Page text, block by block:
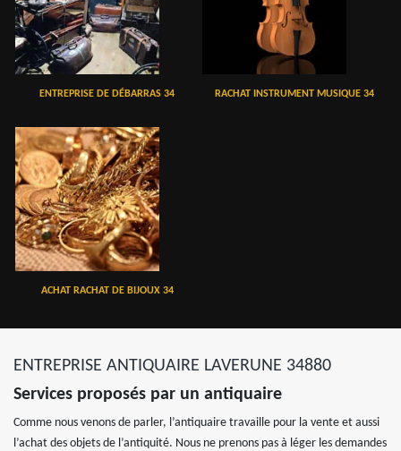
ENTREPRISE DE DÉBARRAS 34 RACHAT INSTRUMENT MUSIQUE 34
ACHAT RACHAT DE BIJOUX 34
ENTREPRISE ANTIQUAIRE LAVERUNE 34880
Services proposés par un antiquaire
Comme nous venons de parler, l’antiquaire travaille pour la vente et aussi
l’achat des objets de l’antiquité. Nous ne prenons pas à léger les demandes